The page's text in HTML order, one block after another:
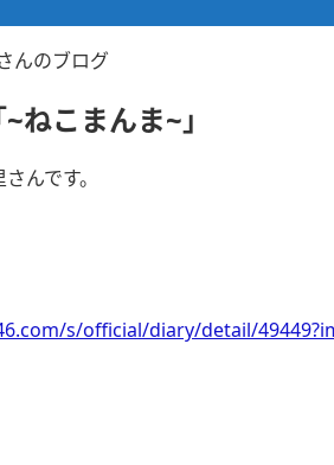
んのブログ
ねこまんま~」
んです。
s/official/diary/detail/